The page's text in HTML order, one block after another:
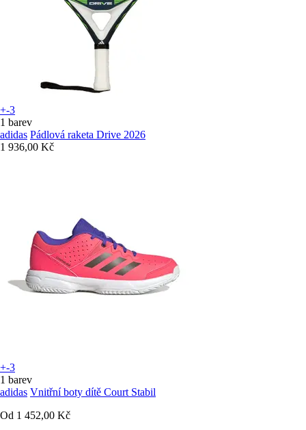
+-3
1 barev
adidas Pádlová raketa Drive 2026
1 936,00 Kč
+-3
1 barev
adidas Vnitřní boty dítě Court Stabil
Od 1 452,00 Kč